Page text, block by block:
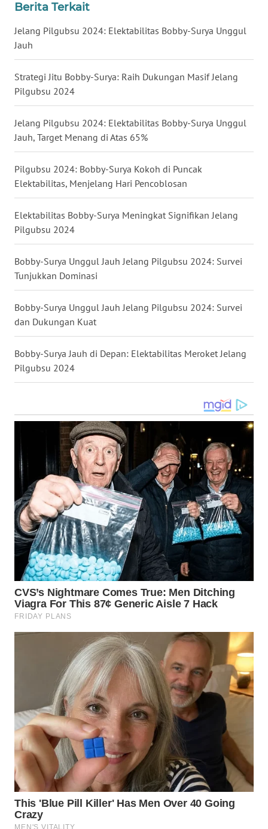
Berita Terkait
Jelang Pilgubsu 2024: Elektabilitas Bobby-Surya Unggul
Jauh
Strategi Jitu Bobby-Surya: Raih Dukungan Masif Jelang
Pilgubsu 2024
Jelang Pilgubsu 2024: Elektabilitas Bobby-Surya Unggul
Jauh, Target Menang di Atas 65%
Pilgubsu 2024: Bobby-Surya Kokoh di Puncak
Elektabilitas, Menjelang Hari Pencoblosan
Elektabilitas Bobby-Surya Meningkat Signifikan Jelang
Pilgubsu 2024
Bobby-Surya Unggul Jauh Jelang Pilgubsu 2024: Survei
Tunjukkan Dominasi
Bobby-Surya Unggul Jauh Jelang Pilgubsu 2024: Survei
dan Dukungan Kuat
Bobby-Surya Jauh di Depan: Elektabilitas Meroket Jelang
Pilgubsu 2024
WN
KALTARA
WN
KALSEL
WN
KALTIM
WN
SULSEL
GORONTALO
SULUT
MALUKU
MALUT
WN
TOBA
WN
NIAS
WN
LANGKAT
WN
TAPANULI
SELATAN
WN
WN
SIMALUNGUN
WN
LABUHANBATU
WN